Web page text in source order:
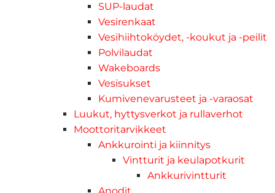
SUP-laudat
Vesirenkaat
Vesihiihtoköydet, -koukut ja -peilit
Polvilaudat
Wakeboards
Vesisukset
Kumivenevarusteet ja -varaosat
Luukut, hyttysverkot ja rullaverhot
Moottoritarvikkeet
Ankkurointi ja kiinnitys
Vintturit ja keulapotkurit
Ankkurivintturit